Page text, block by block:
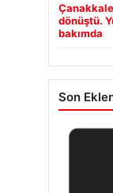
dönüştü.
bakımda
Son